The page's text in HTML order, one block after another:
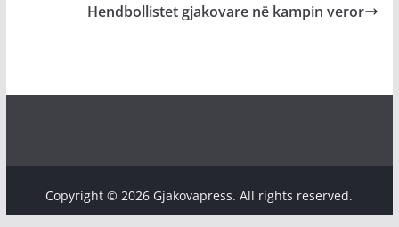
Hendbollistet gjakovare në kampin veror
Copyright © 2026 Gjakovapress. All rights reserved.